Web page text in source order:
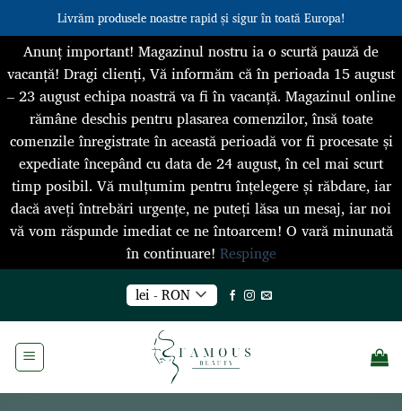
Livrăm produsele noastre rapid și sigur în toată Europa!
Anunț important! Magazinul nostru ia o scurtă pauză de
vacanță! Dragi clienți, Vă informăm că în perioada 15 august
– 23 august echipa noastră va fi în vacanță. Magazinul online
rămâne deschis pentru plasarea comenzilor, însă toate
comenzile înregistrate în această perioadă vor fi procesate și
expediate începând cu data de 24 august, în cel mai scurt
timp posibil. Vă mulțumim pentru înțelegere și răbdare, iar
dacă aveți întrebări urgențe, ne puteți lăsa un mesaj, iar noi
vă vom răspunde imediat ce ne întoarcem! O vară minunată
în continuare! Respinge
content
lei - RON